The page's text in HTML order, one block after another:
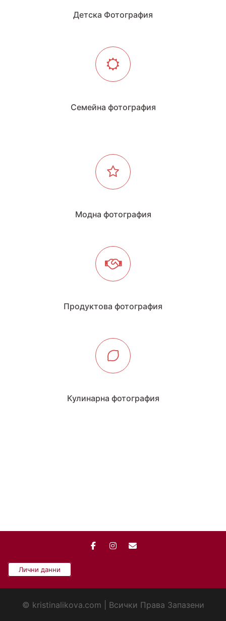
Детска Фотография
Семейна фотография
Модна фотография
Продуктова фотография
Кулинарна фотография
Лични данни
© kristinalikova.com | Всички Права Запазени